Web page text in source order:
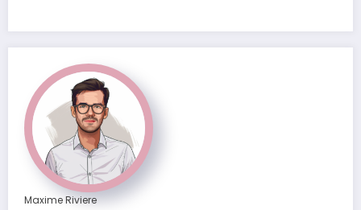
Maxime Riviere